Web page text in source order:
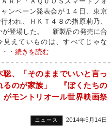
ャンペーン発表会が１４日、東京
われ、ＨＫＴ４８の指原莉乃、
が登場した。 新製品の発売に合
えていものは、すべてじゃな
・ 続きを読む
聡、「そのままでいいと言っ
るのが家族」 『ぼくたちの
がモントリオール世界映画祭
ニュース 2014年5月14日